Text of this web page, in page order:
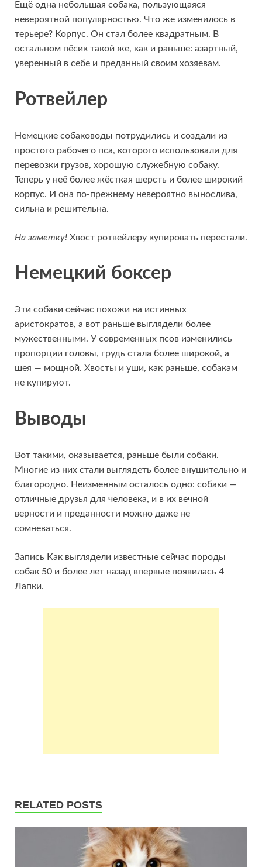
Ещё одна небольшая собака, пользующаяся
невероятной популярностью. Что же изменилось в
терьере? Корпус. Он стал более квадратным. В
остальном пёсик такой же, как и раньше: азартный,
уверенный в себе и преданный своим хозяевам.
Ротвейлер
Немецкие собаководы потрудились и создали из
простого рабочего пса, которого использовали для
перевозки грузов, хорошую служебную собаку.
Теперь у неё более жёсткая шерсть и более широкий
корпус. И она по-прежнему невероятно вынослива,
сильна и решительна.
На заметку! Хвост ротвейлеру купировать перестали.
Немецкий боксер
Эти собаки сейчас похожи на истинных
аристократов, а вот раньше выглядели более
мужественными. У современных псов изменились
пропорции головы, грудь стала более широкой, а
шея — мощной. Хвосты и уши, как раньше, собакам
не купируют.
Выводы
Вот такими, оказывается, раньше были собаки.
Многие из них стали выглядеть более внушительно и
благородно. Неизменным осталось одно: собаки —
отличные друзья для человека, и в их вечной
верности и преданности можно даже не
сомневаться.
Запись Как выглядели известные сейчас породы
собак 50 и более лет назад впервые появилась 4
Лапки.
RELATED POSTS